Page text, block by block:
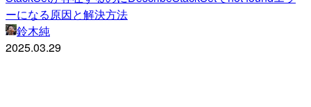
ーになる原因と解決方法
鈴木純
2025.03.29